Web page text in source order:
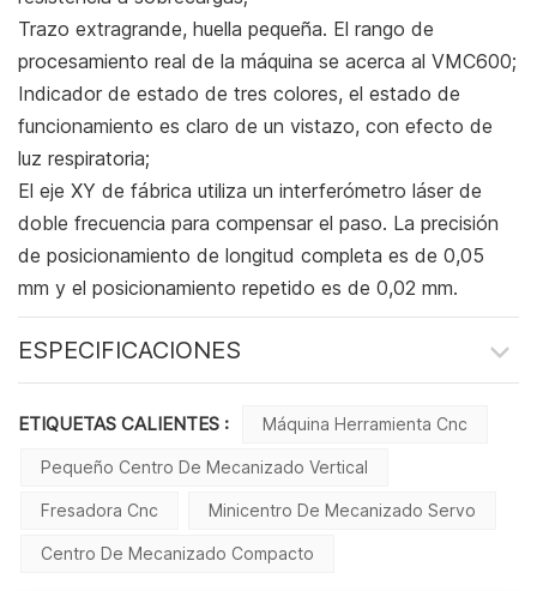
Trazo extragrande, huella pequeña. El rango de
procesamiento real de la máquina se acerca al VMC600;
Indicador de estado de tres colores, el estado de
funcionamiento es claro de un vistazo, con efecto de
luz respiratoria;
El eje XY de fábrica utiliza un interferómetro láser de
doble frecuencia para compensar el paso. La precisión
de posicionamiento de longitud completa es de 0,05
mm y el posicionamiento repetido es de 0,02 mm.
ESPECIFICACIONES
ETIQUETAS CALIENTES : Máquina Herramienta Cnc
Pequeño Centro De Mecanizado Vertical
Fresadora Cnc Minicentro De Mecanizado Servo
Centro De Mecanizado Compacto